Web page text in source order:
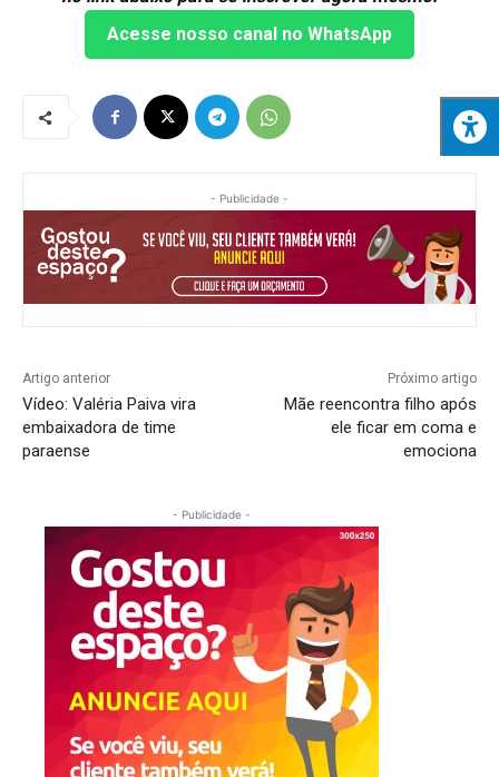
Acesse nosso canal no WhatsApp
- Publicidade -
Artigo anterior
Vídeo: Valéria Paiva vira
embaixadora de time
paraense
Próximo artigo
Mãe reencontra filho após
ele ficar em coma e
emociona
- Publicidade -